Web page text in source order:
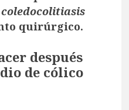
coledocolitiasis
quirúrgico.
después
de cólico